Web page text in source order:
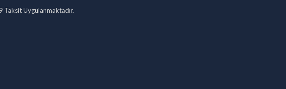
Taksit Uygulanmaktadır.